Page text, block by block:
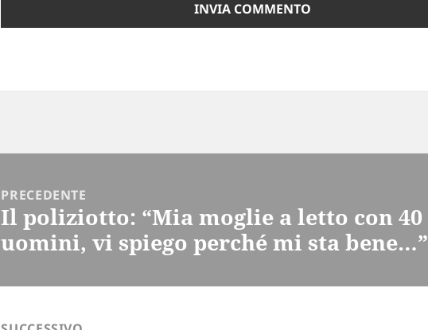
PRECEDENTE
Articolo
precedente:
Il poliziotto: “Mia moglie a letto con 40
uomini, vi spiego perché mi sta bene…”